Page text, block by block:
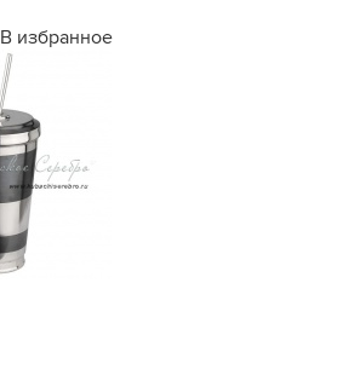
В избранное